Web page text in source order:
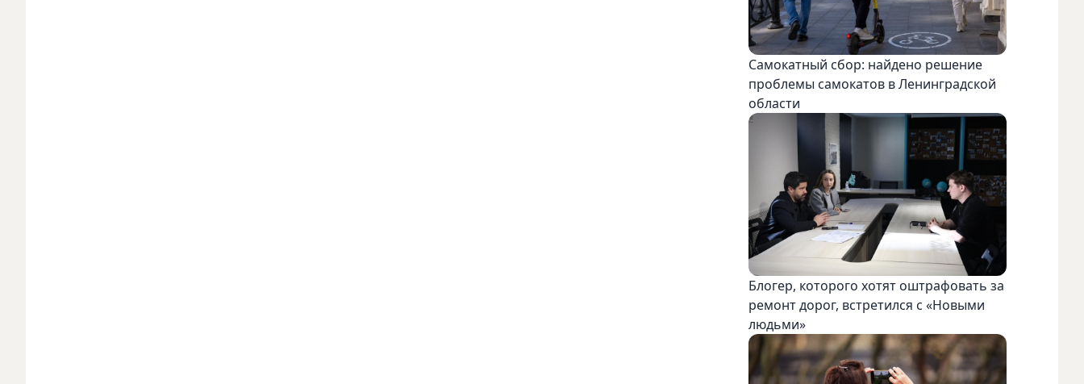
Самокатный сбор: найдено решение
проблемы самокатов в Ленинградской
области
Блогер, которого хотят оштрафовать за
ремонт дорог, встретился с «Новыми
людьми»